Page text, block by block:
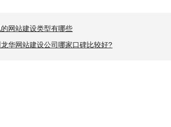
网站建设类型有哪些
华网站建设公司哪家口碑比较好?